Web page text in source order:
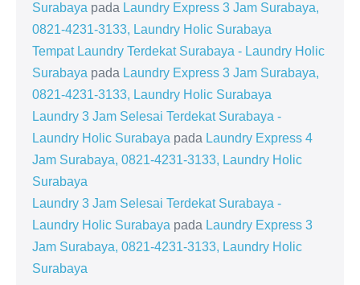
Surabaya pada Laundry Express 3 Jam Surabaya,
0821-4231-3133, Laundry Holic Surabaya
Tempat Laundry Terdekat Surabaya - Laundry Holic
Surabaya pada Laundry Express 3 Jam Surabaya,
0821-4231-3133, Laundry Holic Surabaya
Laundry 3 Jam Selesai Terdekat Surabaya -
Laundry Holic Surabaya pada Laundry Express 4
Jam Surabaya, 0821-4231-3133, Laundry Holic
Surabaya
Laundry 3 Jam Selesai Terdekat Surabaya -
Laundry Holic Surabaya pada Laundry Express 3
Jam Surabaya, 0821-4231-3133, Laundry Holic
Surabaya